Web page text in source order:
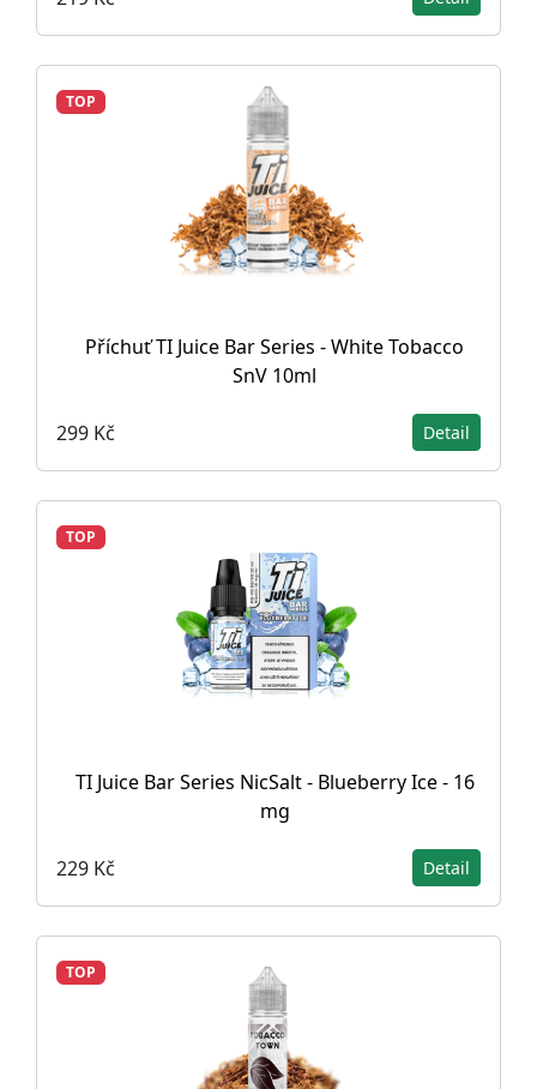
TOP
Příchuť TI Juice Bar Series - White Tobacco
SnV 10ml
299 Kč Detail
TOP
TI Juice Bar Series NicSalt - Blueberry Ice - 16
mg
229 Kč Detail
TOP